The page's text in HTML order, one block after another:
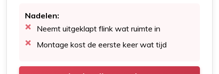
Nadelen:
Neemt uitgeklapt flink wat ruimte in
Montage kost de eerste keer wat tijd